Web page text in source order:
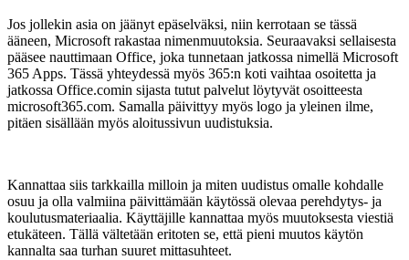
Jos jollekin asia on jäänyt epäselväksi, niin kerrotaan se tässä
ääneen, Microsoft rakastaa nimenmuutoksia. Seuraavaksi sellaisesta
pääsee nauttimaan Office, joka tunnetaan jatkossa nimellä Microsoft
365 Apps. Tässä yhteydessä myös 365:n koti vaihtaa osoitetta ja
jatkossa Office.comin sijasta tutut palvelut löytyvät osoitteesta
microsoft365.com. Samalla päivittyy myös logo ja yleinen ilme,
pitäen sisällään myös aloitussivun uudistuksia.
Kannattaa siis tarkkailla milloin ja miten uudistus omalle kohdalle
osuu ja olla valmiina päivittämään käytössä olevaa perehdytys- ja
koulutusmateriaalia. Käyttäjille kannattaa myös muutoksesta viestiä
etukäteen. Tällä vältetään eritoten se, että pieni muutos käytön
kannalta saa turhan suuret mittasuhteet.